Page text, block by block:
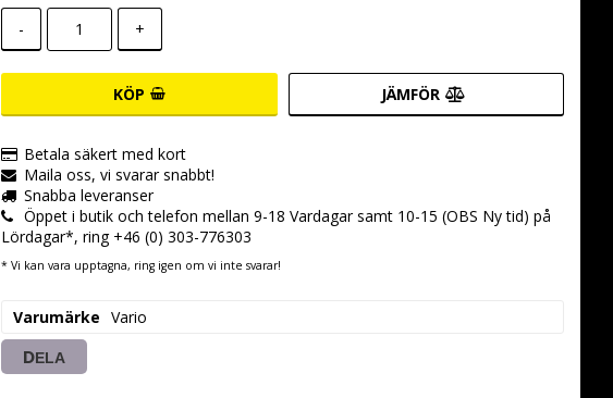
- +
KÖP JÄMFÖR
Betala säkert med kort
Maila oss, vi svarar snabbt!
Snabba leveranser
Öppet i butik och telefon mellan 9-18 Vardagar samt 10-15 (OBS Ny tid) på
Lördagar*, ring +46 (0) 303-776303
* Vi kan vara upptagna, ring igen om vi inte svarar!
Varumärke Vario
DELA